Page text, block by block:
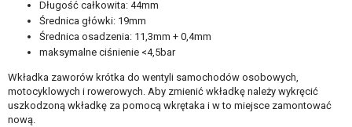
Długość całkowita: 44mm
Średnica główki: 19mm
Średnica osadzenia: 11,3mm + 0,4mm
maksymalne ciśnienie <4,5bar
Wkładka zaworów krótka do wentyli samochodów osobowych,
motocyklowych i rowerowych. Aby zmienić wkładkę należy wykręcić
uszkodzoną wkładkę za pomocą wkrętaka i w to miejsce zamontować
nową.